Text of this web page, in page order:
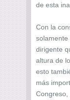
de esta
Con la
solamente
dirigente
altura de
esto
más
Congreso,